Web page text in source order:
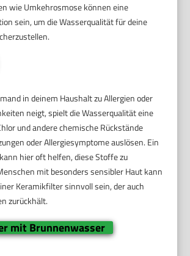
wie Umkehrosmose können eine
sein, um die Wasserqualität für deine
in deinem Haushalt zu Allergien oder
neigt, spielt die Wasserqualität eine
und andere chemische Rückstände
oder Allergiesymptome auslösen. Ein
hier oft helfen, diese Stoffe zu
mit besonders sensibler Haut kann
Keramikfilter sinnvoll sein, der auch
zurückhält.
mit Brunnenwasser